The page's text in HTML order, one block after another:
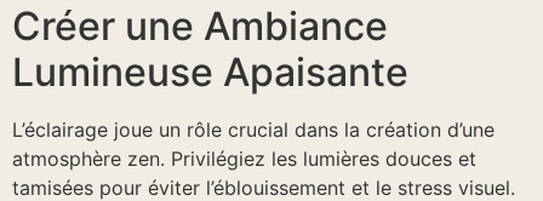
Créer une Ambiance
Lumineuse Apaisante
L’éclairage joue un rôle crucial dans la création d’une
atmosphère zen. Privilégiez les lumières douces et
tamisées pour éviter l’éblouissement et le stress visuel.